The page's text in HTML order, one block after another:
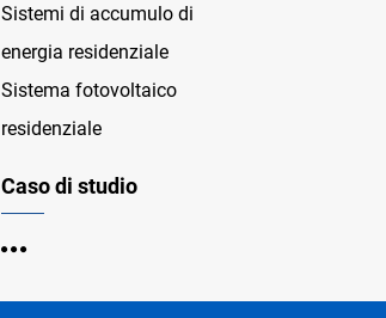
Sistemi di accumulo di
energia residenziale
Sistema fotovoltaico
residenziale
Caso di studio